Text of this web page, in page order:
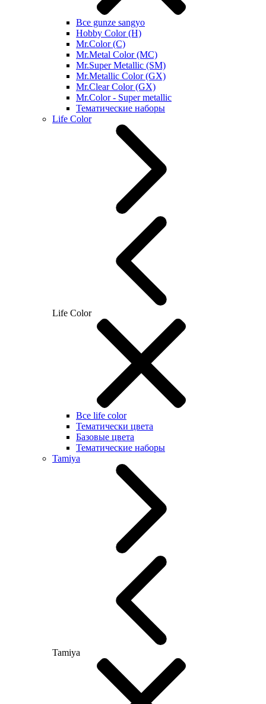
Все gunze sangyo
Hobby Color (H)
Mr.Color (C)
Mr.Metal Color (MC)
Mr.Super Metallic (SM)
Mr.Metallic Color (GX)
Mr.Clear Color (GX)
Mr.Color - Super metallic
Тематические наборы
Life Color
Life Color
Все life color
Тематически цвета
Базовые цвета
Тематические наборы
Tamiya
Tamiya